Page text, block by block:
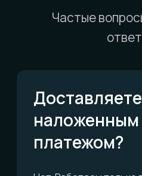
Можно ли обменять
Сколько это всё